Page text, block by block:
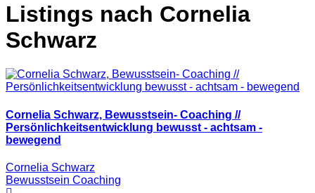
Listings nach Cornelia
Schwarz
Cornelia Schwarz, Bewusstsein- Coaching //
Persönlichkeitsentwicklung bewusst - achtsam -
bewegend
Cornelia Schwarz
Bewusstsein Coaching